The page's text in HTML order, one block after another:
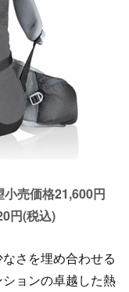
売価格21,600円
円(税込)
さを埋め合わせる
ョンの卓越した熱